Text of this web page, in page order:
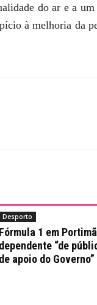
do ar e a
à melhoria da
Desporto
Fórmula 1 em
dependente “de
de apoio do Governo”